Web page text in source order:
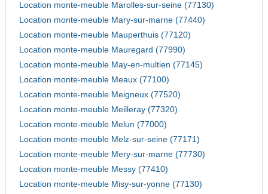
Location monte-meuble Marolles-sur-seine (77130)
Location monte-meuble Mary-sur-marne (77440)
Location monte-meuble Mauperthuis (77120)
Location monte-meuble Mauregard (77990)
Location monte-meuble May-en-multien (77145)
Location monte-meuble Meaux (77100)
Location monte-meuble Meigneux (77520)
Location monte-meuble Meilleray (77320)
Location monte-meuble Melun (77000)
Location monte-meuble Melz-sur-seine (77171)
Location monte-meuble Mery-sur-marne (77730)
Location monte-meuble Messy (77410)
Location monte-meuble Misy-sur-yonne (77130)